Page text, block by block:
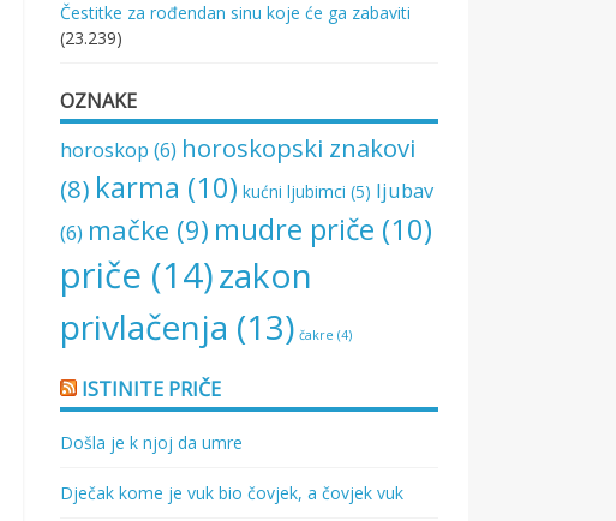
Čestitke za rođendan sinu koje će ga zabaviti
(23.239)
OZNAKE
horoskop (6) horoskopski znakovi
(8) karma (10) kućni ljubimci (5) ljubav
(6) mačke (9) mudre priče (10)
priče (14)zakon
privlačenja (13) čakre (4)
ISTINITE PRIČE
Došla je k njoj da umre
Dječak kome je vuk bio čovjek, a čovjek vuk